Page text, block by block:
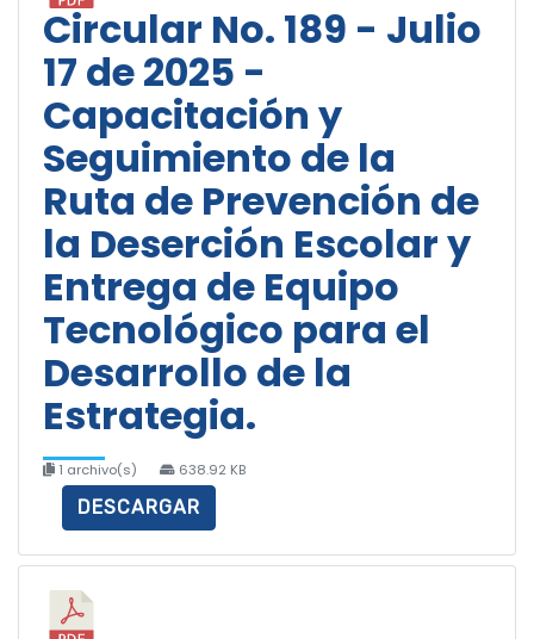
Circular No. 189 - Julio
17 de 2025 -
Capacitación y
Seguimiento de la
Ruta de Prevención de
la Deserción Escolar y
Entrega de Equipo
Tecnológico para el
Desarrollo de la
Estrategia.
1 archivo(s) 638.92 KB
DESCARGAR